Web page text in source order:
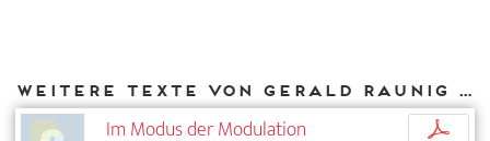
Weitere Texte von Gerald Raunig bei DIAPHANES
Im Modus der Modulation p